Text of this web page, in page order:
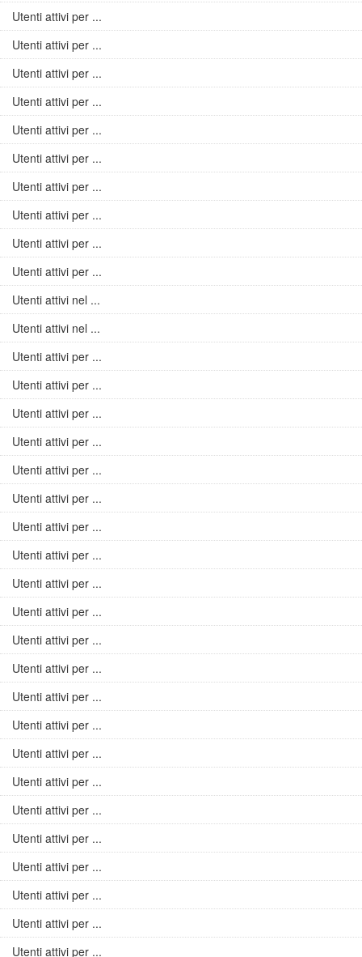
Utenti attivi per ...
Utenti attivi per ...
Utenti attivi per ...
Utenti attivi per ...
Utenti attivi per ...
Utenti attivi per ...
Utenti attivi per ...
Utenti attivi per ...
Utenti attivi per ...
Utenti attivi per ...
Utenti attivi nel ...
Utenti attivi nel ...
Utenti attivi per ...
Utenti attivi per ...
Utenti attivi per ...
Utenti attivi per ...
Utenti attivi per ...
Utenti attivi per ...
Utenti attivi per ...
Utenti attivi per ...
Utenti attivi per ...
Utenti attivi per ...
Utenti attivi per ...
Utenti attivi per ...
Utenti attivi per ...
Utenti attivi per ...
Utenti attivi per ...
Utenti attivi per ...
Utenti attivi per ...
Utenti attivi per ...
Utenti attivi per ...
Utenti attivi per ...
Utenti attivi per ...
Utenti attivi per ...